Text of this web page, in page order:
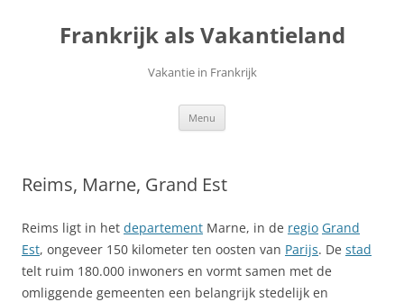
inhoudFrankrijk als Vakantieland
Vakantie in Frankrijk
Menu
Reims, Marne, Grand Est
Reims ligt in het departement Marne, in de regio Grand
Est, ongeveer 150 kilometer ten oosten van Parijs. De stad
telt ruim 180.000 inwoners en vormt samen met de
omliggende gemeenten een belangrijk stedelijk en